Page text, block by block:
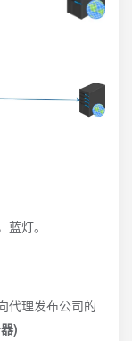
灯。
代理发布公司的
)